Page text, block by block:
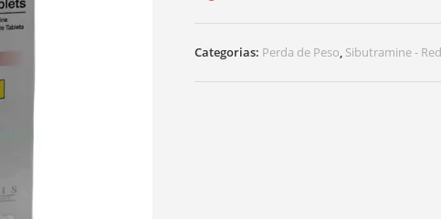
Categorias: Perda de Peso, Sibutramine -